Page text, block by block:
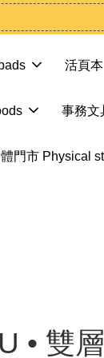
活頁
事務文
門市 Physical
• 雙